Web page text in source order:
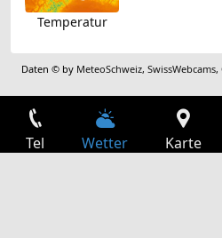
Temperatur
Daten © by MeteoSchweiz,SwissWebcams,
Tel Wetter Karte